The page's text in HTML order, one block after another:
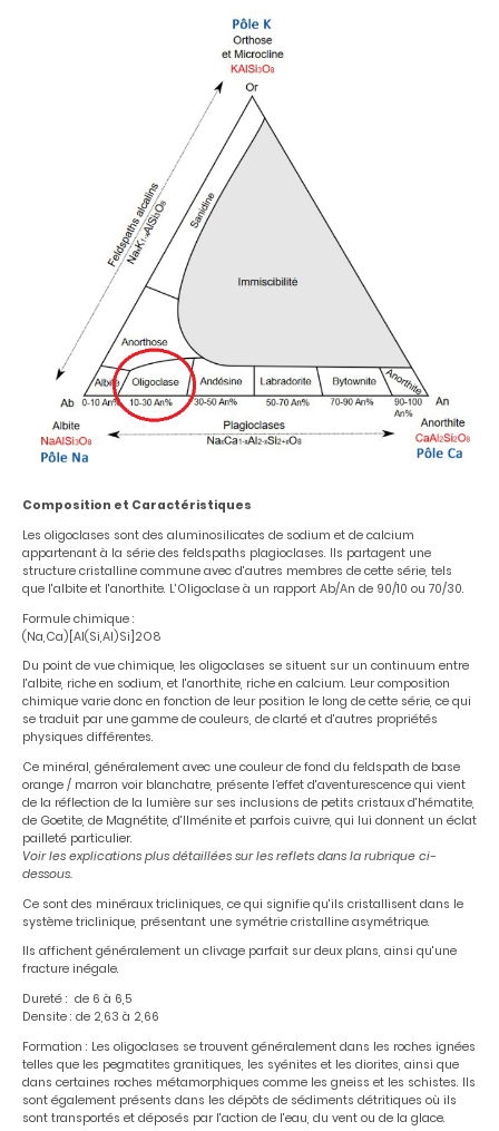
Composition et Caractéristiques
Les oligoclases sont des aluminosilicates de sodium et de calcium
appartenant à la série des feldspaths plagioclases. Ils partagent une
structure cristalline commune avec d'autres membres de cette série, tels
que l'albite et l'anorthite. L'Oligoclase à un rapport Ab/An de 90/10 ou 70/30.
Formule chimique :
(Na,Ca)[Al(Si,Al)Si]2O8
Du point de vue chimique, les oligoclases se situent sur un continuum entre
l'albite, riche en sodium, et l'anorthite, riche en calcium. Leur composition
chimique varie donc en fonction de leur position le long de cette série, ce qui
se traduit par une gamme de couleurs, de clarté et d'autres propriétés
physiques différentes.
Ce minéral, généralement avec une couleur de fond du feldspath de base
orange / marron voir blanchatre, présente l’effet d'aventurescence qui vient
de la réflection de la lumière sur ses inclusions de petits cristaux d'hématite,
de Goetite, de Magnétite, d'Ilménite et parfois cuivre, qui lui donnent un éclat
pailleté particulier.
Voir les explications plus détaillées sur les reflets dans la rubrique ci-
dessous.
Ce sont des minéraux tricliniques, ce qui signifie qu'ils cristallisent dans le
système triclinique, présentant une symétrie cristalline asymétrique.
Ils affichent généralement un clivage parfait sur deux plans, ainsi qu'une
fracture inégale.
Dureté : de 6 à 6,5
Densite : de 2,63 à 2,66
Formation : Les oligoclases se trouvent généralement dans les roches ignées
telles que les pegmatites granitiques, les syénites et les diorites, ainsi que
dans certaines roches métamorphiques comme les gneiss et les schistes. Ils
sont également présents dans les dépôts de sédiments détritiques où ils
sont transportés et déposés par l'action de l'eau, du vent ou de la glace.